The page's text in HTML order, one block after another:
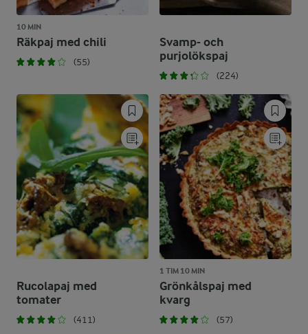
10 MIN
Räkpaj med chili
(55)
Svamp- och
purjolökspaj
(224)
Rucolapaj med
tomater
(411)
1 TIM 10 MIN
Grönkålspaj med
kvarg
(57)